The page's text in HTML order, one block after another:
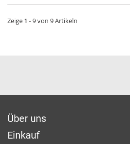
Zeige 1 - 9 von 9 Artikeln
Über uns
Einkauf